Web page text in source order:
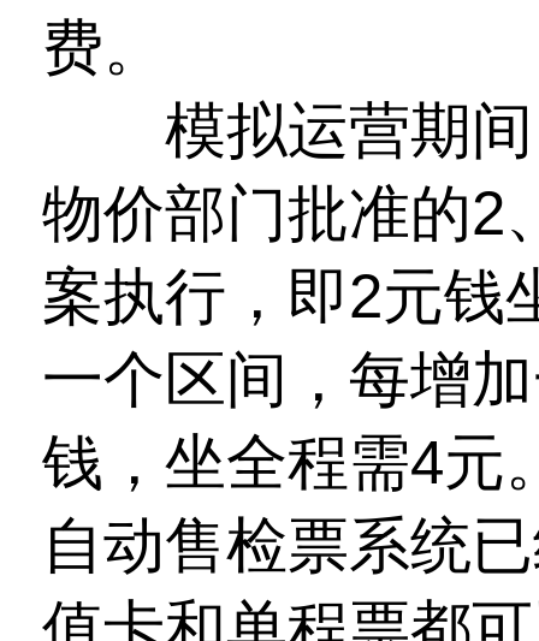
费。
模拟运营期间
物价部门批准的2
案执行，即2元钱
一个区间，每增
钱，坐全程需4元
自动售检票系统